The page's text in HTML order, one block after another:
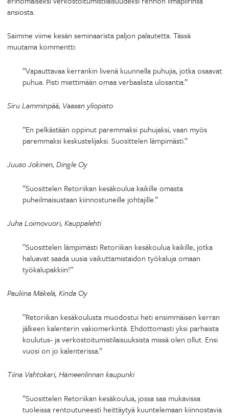
ansiosta.
Saimme viime kesän seminaarista paljon palautetta. Tässä
muutama kommentti:
”Vapauttavaa kerrankin livenä kuunnella puhujia, jotka osaavat
puhua. Pisti miettimään omaa verbaalista ulosantia.”
Siru Lamminpää, Vaasan yliopisto
”En pelkästään oppinut paremmaksi puhujaksi, vaan myös
paremmaksi keskustelijaksi. Suosittelen lämpimästi.”
Juuso Jokinen, Dingle Oy
”Suosittelen Retoriikan kesäkoulua kaikille omasta
puheilmaisustaan kiinnostuneille johtajille.”
Juha Loimovuori, Kauppalehti
”Suosittelen lämpimästi Retoriikan kesäkoulua kaikille, jotka
haluavat saada uusia vaikuttamistaidon työkaluja omaan
työkalupakkiin!”
Pauliina Mäkelä, Kinda Oy
”Retoriikan kesäkoulusta muodostui heti ensimmäisen kerran
jälkeen kalenterin vakiomerkintä. Ehdottomasti yksi parhaista
koulutus- ja verkostoitumistilaisuuksista missä olen ollut. Ensi
vuosi on jo kalenterissa.”
Tiina Vahtokari, Hämeenlinnan kaupunki
”Suosittelen Retoriikan kesäkoulua, jossa saa mukavissa
tuoleissa rentoutuneesti heittäytyä kuuntelemaan kiinnostavia